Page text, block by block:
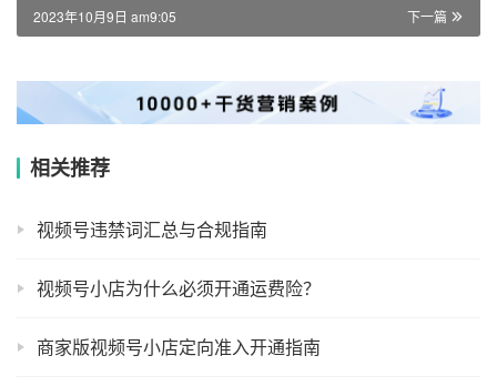
下一篇
2023年10月9日 am9:05
相关推荐
视频号违禁词汇总与合规指南
视频号小店为什么必须开通运费险？
商家版视频号小店定向准入开通指南